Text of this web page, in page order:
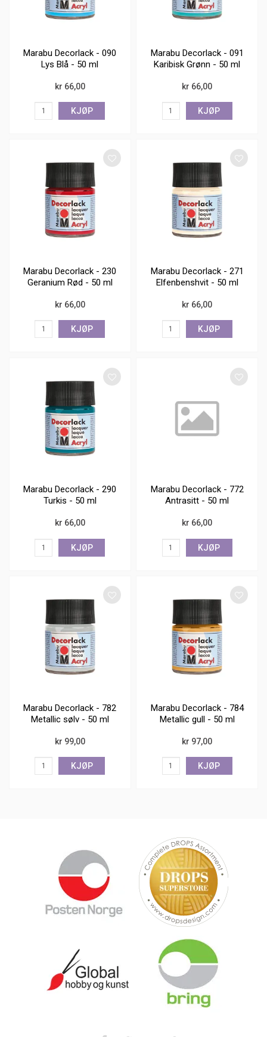
Marabu Decorlack - 090
Lys Blå - 50 ml
kr 66,00
KJØP
Marabu Decorlack - 091
Karibisk Grønn - 50 ml
kr 66,00
KJØP
Marabu Decorlack - 230
Geranium Rød - 50 ml
kr 66,00
KJØP
Marabu Decorlack - 271
Elfenbenshvit - 50 ml
kr 66,00
KJØP
Marabu Decorlack - 290
Turkis - 50 ml
kr 66,00
KJØP
Marabu Decorlack - 772
Antrasitt - 50 ml
kr 66,00
KJØP
Marabu Decorlack - 782
Metallic sølv - 50 ml
kr 99,00
KJØP
Marabu Decorlack - 784
Metallic gull - 50 ml
kr 97,00
KJØP